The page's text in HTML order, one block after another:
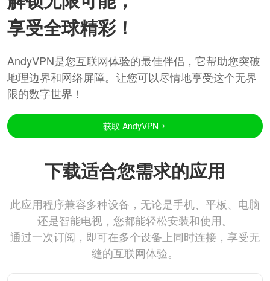
享受全球精彩！
AndyVPN是您互联网体验的最佳伴侣，它帮助您突破
地理边界和网络屏障。让您可以尽情地享受这个无界
限的数字世界！
获取 AndyVPN
下载适合您需求的应用
此应用程序兼容多种设备，无论是手机、平板、电脑
还是智能电视，您都能轻松安装和使用。
通过一次订阅，即可在多个设备上同时连接，享受无
缝的互联网体验。